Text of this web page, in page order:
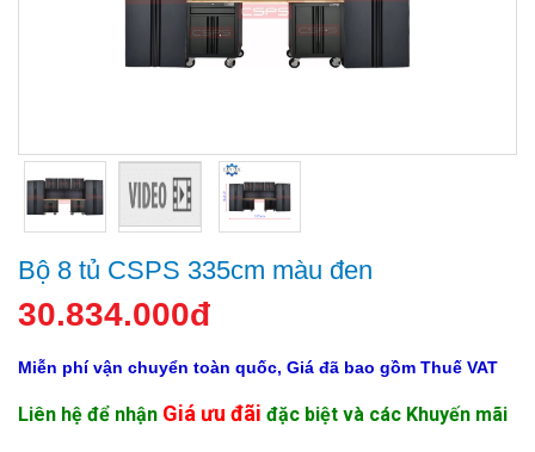
Bộ 8 tủ CSPS 335cm màu đen
30.834.000đ
Miễn phí vận chuyển toàn quốc, Giá đã bao gồm Thuế VAT
Liên hệ để nhận Giá ưu đãi đặc biệt và các Khuyến mãi